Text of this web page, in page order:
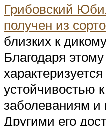
Грибовский
получен из
близких к
Благодаря
устойчивостью
заболеваниям и
Другими его